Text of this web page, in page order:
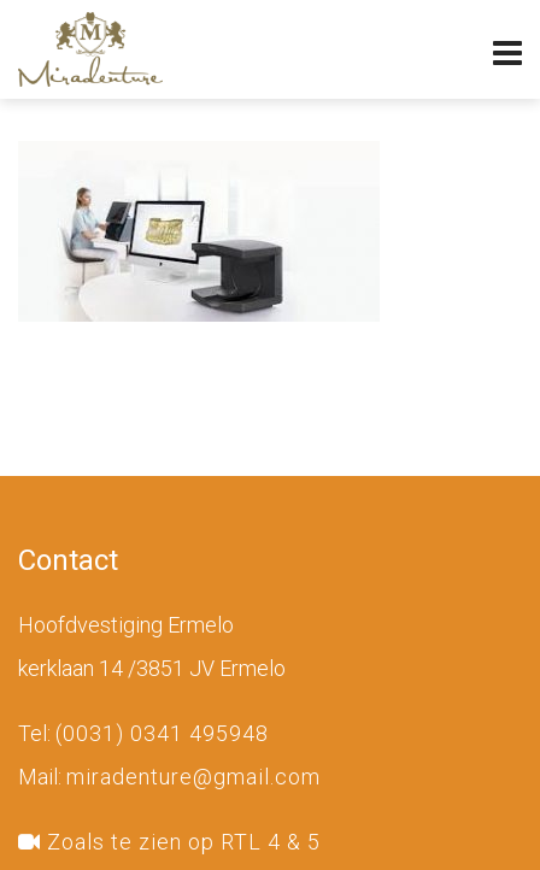
Contact
Hoofdvestiging Ermelo
kerklaan 14 /3851 JV Ermelo
Tel: (0031) 0341 495948
Mail: miradenture@gmail.com
Zoals te zien op RTL 4 & 5